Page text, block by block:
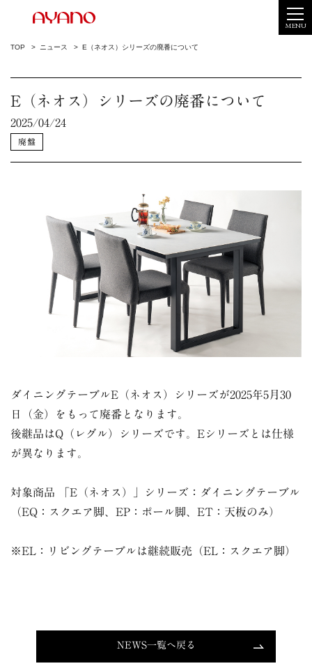
MENU
TOP ニュース E（ネオス）シリーズの廃番について
E（ネオス）シリーズの廃番について
2025/04/24
廃盤
ダイニングテーブルE（ネオス）シリーズが2025年5月30
日（金）をもって廃番となります。
後継品はQ（レグル）シリーズです。Eシリーズとは仕様
が異なります。
対象商品 「E（ネオス）」シリーズ：ダイニングテーブル
（EQ：スクエア脚、EP：ポール脚、ET：天板のみ）
※EL：リビングテーブルは継続販売（EL：スクエア脚）
NEWS一覧へ戻る